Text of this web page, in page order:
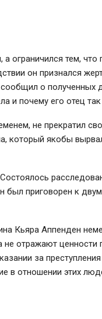
ограничился тем, что
он признался
о полученных
и почему его отец так
не прекратил
который якобы
был приговорен к
Кьяра Аппенден
не отражают ценности
за
в отношении этих